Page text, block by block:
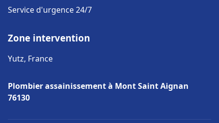
Service d'urgence 24/7
Zone intervention
Yutz, France
Plombier assainissement à Mont Saint Aignan
76130